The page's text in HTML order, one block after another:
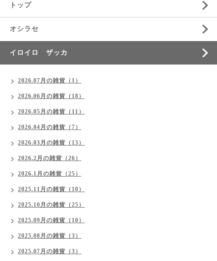
トップ
オシラセ
イロイロ ザッカ
2026.07月の雑貨（1）
2026.06月の雑貨（18）
2026.05月の雑貨（11）
2026.04月の雑貨（7）
2026.03月の雑貨（13）
2026.2月の雑貨（26）
2026.1月の雑貨（25）
2025.11月の雑貨（10）
2025.10月の雑貨（25）
2025.09月の雑貨（10）
2025.08月の雑貨（3）
2025.07月の雑貨（3）